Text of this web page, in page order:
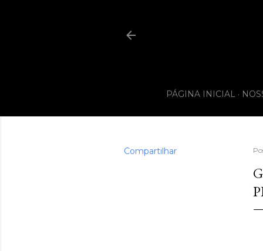
PÁGINA INICIAL
Compartilhar